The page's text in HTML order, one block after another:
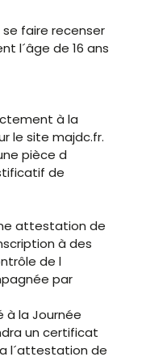
se faire recenser
l´âge de 16 ans
à la
le site majdc.fr.
pièce d
de
attestation de
à des
de l
par
à la Journée
un certificat
l´attestation de